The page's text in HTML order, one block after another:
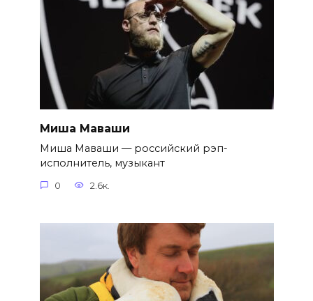
Миша Маваши
Миша Маваши — российский рэп-
исполнитель, музыкант
0 2.6к.